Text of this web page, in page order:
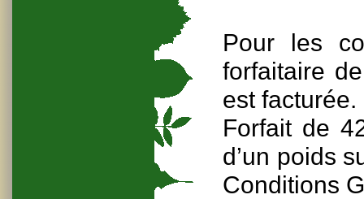
Pour les
forfaitaire
est facturée.
Forfait de
d’un poids
Conditions